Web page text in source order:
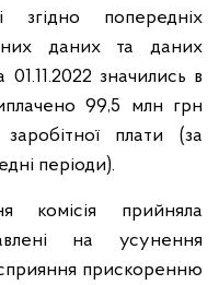
згідно попередніх
даних та даних
значились в
99,5 млн грн
плати (за
періоди).
комісія прийняла
на усунення
прискоренню